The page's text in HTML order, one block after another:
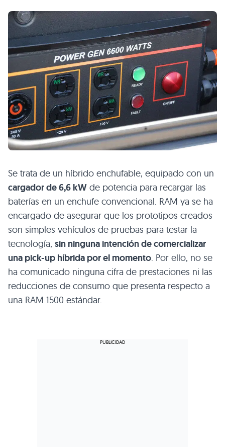
Se trata de un híbrido enchufable, equipado con un
cargador de 6,6 kW de potencia para recargar las
baterías en un enchufe convencional. RAM ya se ha
encargado de asegurar que los prototipos creados
son simples vehículos de pruebas para testar la
tecnología, sin ninguna intención de comercializar
una pick-up híbrida por el momento. Por ello, no se
ha comunicado ninguna cifra de prestaciones ni las
reducciones de consumo que presenta respecto a
una RAM 1500 estándar.